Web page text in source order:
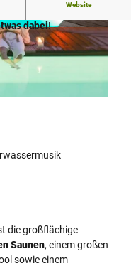
GmbH
Website
Niveau!
dabei!
die großflächige
Saunen, einem großen
sowie einem